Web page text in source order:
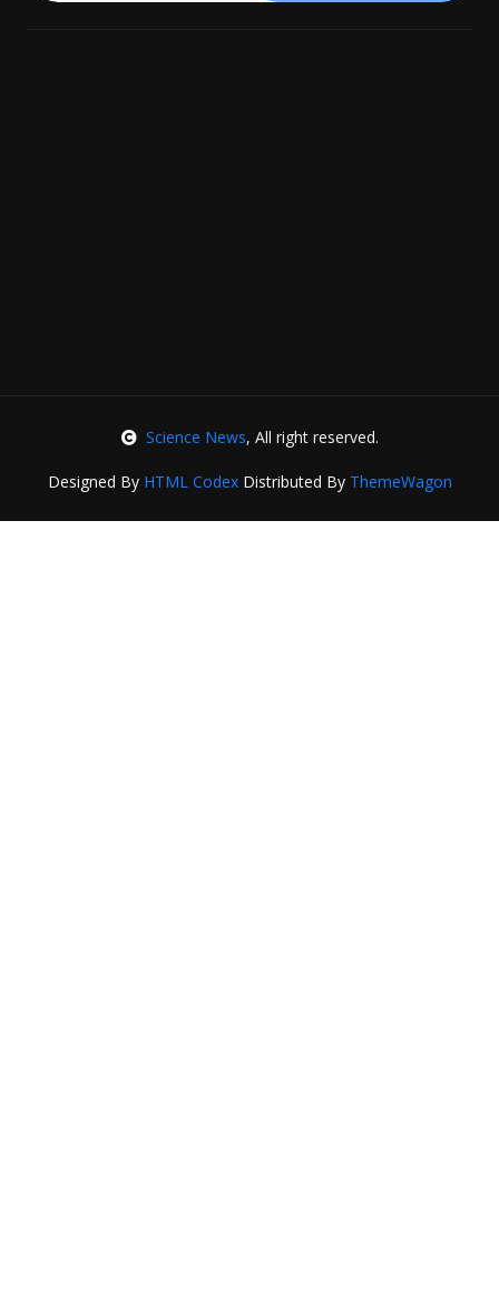
Science News, All right reserved.
Designed By HTML CodexDistributed By ThemeWagon